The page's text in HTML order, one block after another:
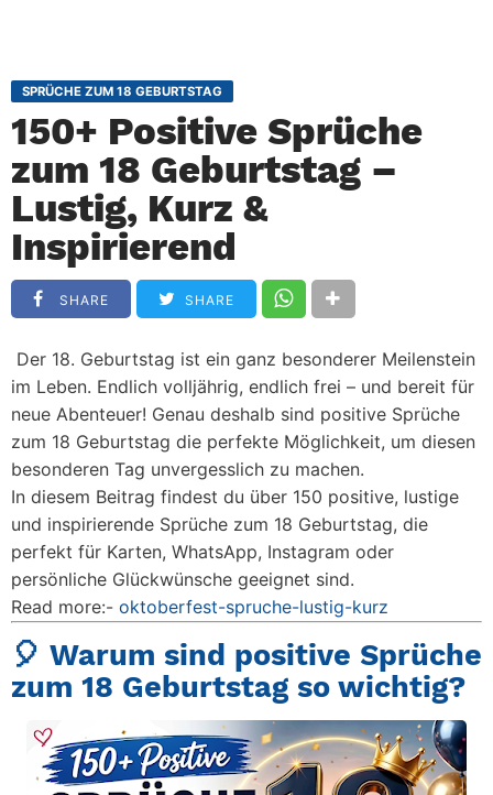
SPRÜCHE ZUM 18 GEBURTSTAG
150+ Positive Sprüche
zum 18 Geburtstag –
Lustig, Kurz &
Inspirierend
SHARE SHARE
Der 18. Geburtstag ist ein ganz besonderer Meilenstein
im Leben. Endlich volljährig, endlich frei – und bereit für
neue Abenteuer! Genau deshalb sind positive Sprüche
zum 18 Geburtstag die perfekte Möglichkeit, um diesen
besonderen Tag unvergesslich zu machen.
In diesem Beitrag findest du über 150 positive, lustige
und inspirierende Sprüche zum 18 Geburtstag, die
perfekt für Karten, WhatsApp, Instagram oder
persönliche Glückwünsche geeignet sind.
Read more:- oktoberfest-spruche-lustig-kurz
🎈 Warum sind positive Sprüche
zum 18 Geburtstag so wichtig?